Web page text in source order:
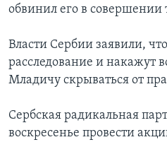
обвинил его в
Власти Сербии заявили,
расследование и накажут
Младичу скрываться от
Сербская радикальная
воскресенье провести